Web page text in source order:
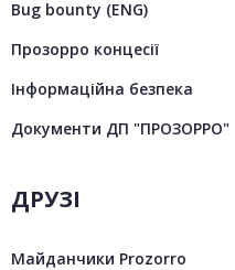
Bug bounty (ENG)
Прозорро концесії
Інформаційна безпека
Документи ДП "ПРОЗОРРО"
ДРУЗІ
Майданчики Prozorro